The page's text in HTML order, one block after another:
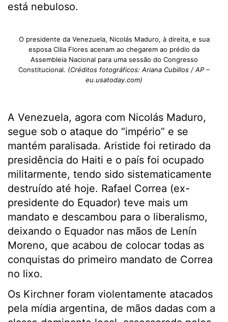
está nebuloso.
O presidente da Venezuela, Nicolás Maduro, à direita, e sua
esposa Cilia Flores acenam ao chegarem ao prédio da
Assembleia Nacional para uma sessão do Congresso
Constitucional. (Créditos fotográficos: Ariana Cubillos / AP –
eu.usatoday.com)
A Venezuela, agora com Nicolás Maduro,
segue sob o ataque do “império” e se
mantém paralisada. Aristide foi retirado da
presidência do Haiti e o país foi ocupado
militarmente, tendo sido sistematicamente
destruído até hoje. Rafael Correa (ex-
presidente do Equador) teve mais um
mandato e descambou para o liberalismo,
deixando o Equador nas mãos de Lenín
Moreno, que acabou de colocar todas as
conquistas do primeiro mandato de Correa
no lixo.
Os Kirchner foram violentamente atacados
pela mídia argentina, de mãos dadas com a